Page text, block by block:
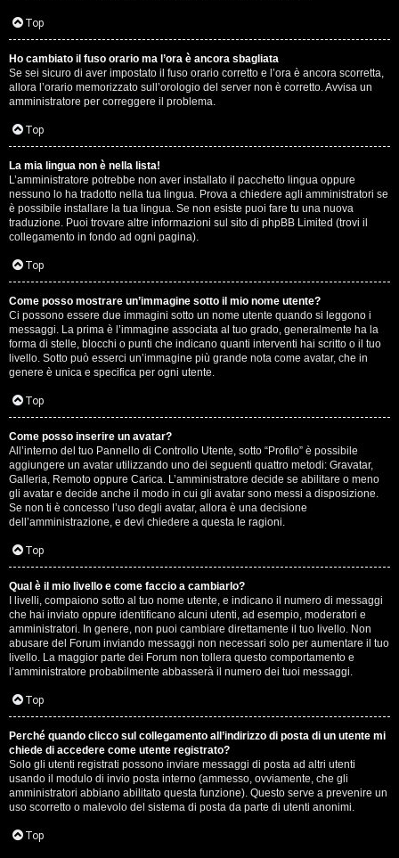
Top
Ho cambiato il fuso orario ma l’ora è ancora sbagliata
Se sei sicuro di aver impostato il fuso orario corretto e l’ora è ancora scorretta,
allora l’orario memorizzato sull’orologio del server non è corretto. Avvisa un
amministratore per correggere il problema.
Top
La mia lingua non è nella lista!
L’amministratore potrebbe non aver installato il pacchetto lingua oppure
nessuno lo ha tradotto nella tua lingua. Prova a chiedere agli amministratori se
è possibile installare la tua lingua. Se non esiste puoi fare tu una nuova
traduzione. Puoi trovare altre informazioni sul sito di phpBB Limited (trovi il
collegamento in fondo ad ogni pagina).
Top
Come posso mostrare un’immagine sotto il mio nome utente?
Ci possono essere due immagini sotto un nome utente quando si leggono i
messaggi. La prima è l’immagine associata al tuo grado, generalmente ha la
forma di stelle, blocchi o punti che indicano quanti interventi hai scritto o il tuo
livello. Sotto può esserci un’immagine più grande nota come avatar, che in
genere è unica e specifica per ogni utente.
Top
Come posso inserire un avatar?
All’interno del tuo Pannello di Controllo Utente, sotto “Profilo” è possibile
aggiungere un avatar utilizzando uno dei seguenti quattro metodi: Gravatar,
Galleria, Remoto oppure Carica. L’amministratore decide se abilitare o meno
gli avatar e decide anche il modo in cui gli avatar sono messi a disposizione.
Se non ti è concesso l’uso degli avatar, allora è una decisione
dell’amministrazione, e devi chiedere a questa le ragioni.
Top
Qual è il mio livello e come faccio a cambiarlo?
I livelli, compaiono sotto al tuo nome utente, e indicano il numero di messaggi
che hai inviato oppure identificano alcuni utenti, ad esempio, moderatori e
amministratori. In genere, non puoi cambiare direttamente il tuo livello. Non
abusare del Forum inviando messaggi non necessari solo per aumentare il tuo
livello. La maggior parte dei Forum non tollera questo comportamento e
l’amministratore probabilmente abbasserà il numero dei tuoi messaggi.
Top
Perché quando clicco sul collegamento all’indirizzo di posta di un utente mi
chiede di accedere come utente registrato?
Solo gli utenti registrati possono inviare messaggi di posta ad altri utenti
usando il modulo di invio posta interno (ammesso, ovviamente, che gli
amministratori abbiano abilitato questa funzione). Questo serve a prevenire un
uso scorretto o malevolo del sistema di posta da parte di utenti anonimi.
Top
a
l
S
t
o
r
e
:
G
i
g
i
D
’
A
g
o
s
t
i
n
o
P
l
a
n
e
t